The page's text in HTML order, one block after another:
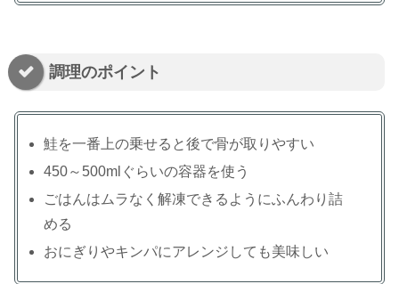
調理のポイント
鮭を一番上の乗せると後で骨が取りやすい
450～500mlぐらいの容器を使う
ごはんはムラなく解凍できるようにふんわり詰
める
おにぎりやキンパにアレンジしても美味しい